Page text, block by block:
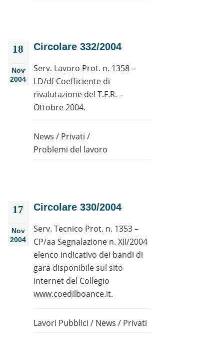
18
Nov
2004
Circolare 332/2004
Serv. Lavoro Prot. n. 1358 –
LD/df Coefficiente di
rivalutazione del T.F.R. –
Ottobre 2004.
News / Privati /
Problemi del lavoro
17
Nov
2004
Circolare 330/2004
Serv. Tecnico Prot. n. 1353 –
CP/aa Segnalazione n. XII/2004
elenco indicativo dei bandi di
gara disponibile sul sito
internet del Collegio
www.coedilboance.it.
Lavori Pubblici / News / Privati